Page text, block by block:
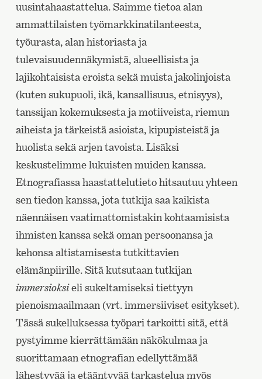
uusintahaastattelua. Saimme tietoa alan
ammattilaisten työmarkkinatilanteesta,
työurasta, alan historiasta ja
tulevaisuudennäkymistä, alueellisista ja
lajikohtaisista eroista sekä muista jakolinjoista
(kuten sukupuoli, ikä, kansallisuus, etnisyys),
tanssijan kokemuksesta ja motiiveista, riemun
aiheista ja tärkeistä asioista, kipupisteistä ja
huolista sekä arjen tavoista. Lisäksi
keskustelimme lukuisten muiden kanssa.
Etnografiassa haastattelutieto hitsautuu yhteen
sen tiedon kanssa, jota tutkija saa kaikista
näennäisen vaatimattomistakin kohtaamisista
ihmisten kanssa sekä oman persoonansa ja
kehonsa altistamisesta tutkittavien
elämänpiirille. Sitä kutsutaan tutkijan
immersioksieli sukeltamiseksi tiettyyn
pienoismaailmaan (vrt. immersiiviset esitykset).
Tässä sukelluksessa työpari tarkoitti sitä, että
pystyimme kierrättämään näkökulmaa ja
suorittamaan etnografian edellyttämää
lähestyvää ja etääntyvää tarkastelua myös